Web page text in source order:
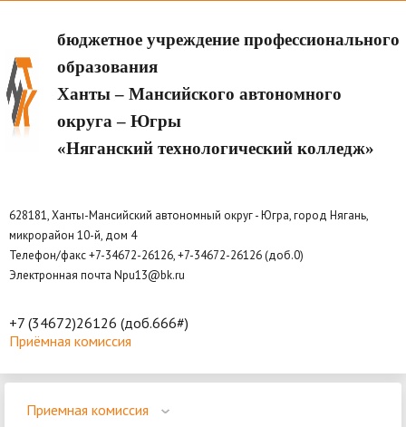
бюджетное учреждение профессионального
образования
Ханты – Мансийского автономного
округа – Югры
«Няганский технологический колледж»
628181, Ханты-Мансийский автономный округ - Югра, город Нягань,
микрорайон 10-й, дом 4
Телефон/факс +7-34672-26126, +7-34672-26126 (доб.0)
Электронная почта Npu13@bk.ru
+7 (34672)26126 (доб.666#)
Приёмная комиссия
Приемная комиссия